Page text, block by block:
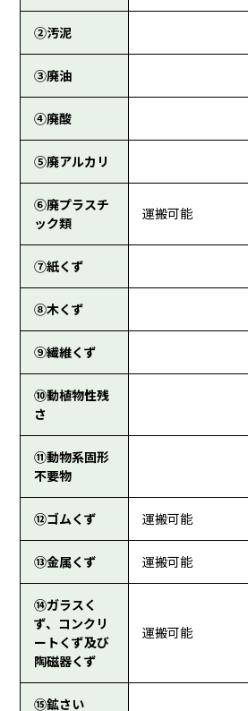
②汚泥
③廃油
④廃酸
⑤廃アルカリ
⑥廃プラスチ
ック類
運搬可能
⑦紙くず
⑧木くず
⑨繊維くず
⑩動植物性残
さ
⑪動物系固形
不要物
⑫ゴムくず 運搬可能
⑬金属くず 運搬可能
⑭ガラスく
ず、コンクリ
ートくず及び
陶磁器くず
運搬可能
⑮鉱さい